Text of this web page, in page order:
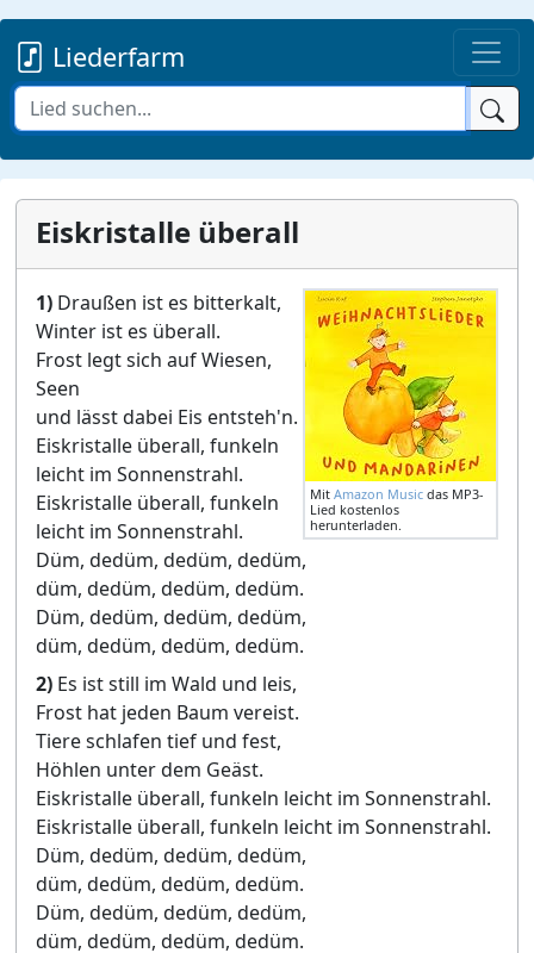
Liederfarm
Eiskristalle überall
Mit Amazon Music das MP3-
Lied kostenlos
herunterladen.
1) Draußen ist es bitterkalt,
Winter ist es überall.
Frost legt sich auf Wiesen,
Seen
und lässt dabei Eis entsteh'n.
Eiskristalle überall, funkeln
leicht im Sonnenstrahl.
Eiskristalle überall, funkeln
leicht im Sonnenstrahl.
Düm, dedüm, dedüm, dedüm,
düm, dedüm, dedüm, dedüm.
Düm, dedüm, dedüm, dedüm,
düm, dedüm, dedüm, dedüm.
2) Es ist still im Wald und leis,
Frost hat jeden Baum vereist.
Tiere schlafen tief und fest,
Höhlen unter dem Geäst.
Eiskristalle überall, funkeln leicht im Sonnenstrahl.
Eiskristalle überall, funkeln leicht im Sonnenstrahl.
Düm, dedüm, dedüm, dedüm,
düm, dedüm, dedüm, dedüm.
Düm, dedüm, dedüm, dedüm,
düm, dedüm, dedüm, dedüm.